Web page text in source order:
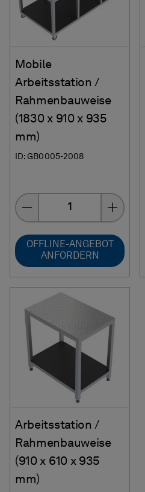
Mobile
Arbeitsstation /
Rahmenbauweise
(1830 x 910 x 935
mm)
ID: GB0005-2008
OFFLINE-ANGEBOT
ANFORDERN
Arbeitsstation /
Rahmenbauweise
(910 x 610 x 935
mm)